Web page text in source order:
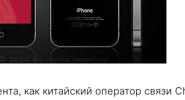
как китайский оператор связи